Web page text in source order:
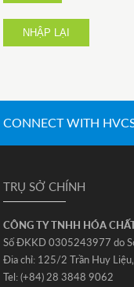
NHẬP LẠI
CONNECT WITH
TRỤ SỞ CHÍNH
CÔNG TY TNHH HÓA
Số ĐKKD 0305243977 do
Đia chỉ: 125/2 Trần Huy
Tel: (+84) 28 3848 9062